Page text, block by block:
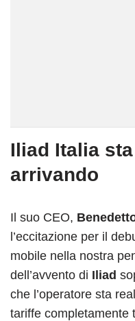
Iliad Italia
arrivando
Il suo CEO,
l’eccitazione per il
mobile nella nostra
dell’avvento di Iliad
che l’operatore sta
tariffe completamente